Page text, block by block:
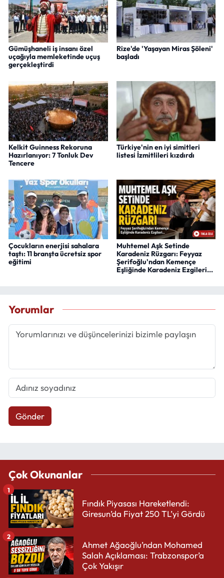
Gümüşhaneli iş insanı özel
uçağıyla memleketinde uçuş
gerçekleştirdi
Rize'de 'Yaşayan Miras Şöleni'
başladı
Kelkit Guinness Rekoruna
Hazırlanıyor: 7 Tonluk Dev
Tencere
Türkiye'nin en iyi simitleri
listesi İzmitlileri kızdırdı
Çocukların enerjisi sahalara
taştı: 11 branşta ücretsiz spor
eğitimi
Muhtemel Aşk Setinde
Karadeniz Rüzgarı: Feyyaz
Şerifoğlu'ndan Kemençe
Eşliğinde Karadeniz Ezgileri...
Yorumlar
Gönder
Çok Okunanlar
Fındık Piyasası Hareketlendi:
Giresun’da Fiyat 250 TL’yi Gördü
1
Ahmet Ağaoğlu’ndan Mohamed
Salah Açıklaması: Trabzonspor’a
Çok Yakışır
2